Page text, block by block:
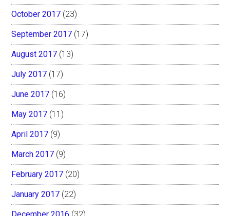
October 2017 (23)
September 2017 (17)
August 2017 (13)
July 2017 (17)
June 2017 (16)
May 2017 (11)
April 2017 (9)
March 2017 (9)
February 2017 (20)
January 2017 (22)